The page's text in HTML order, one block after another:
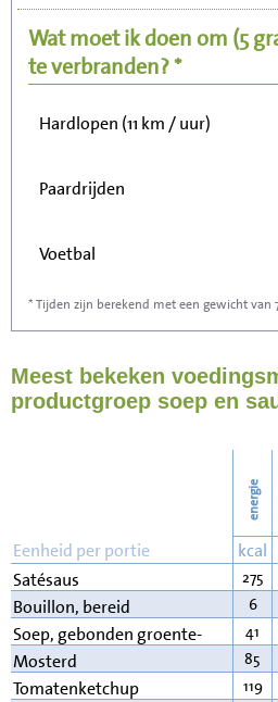
Wat moet ik doen om (5
te verbranden? *
Wandelen (5 km/uur)
Hardlopen (11 km / uur)
Paardrijden
Voetbal
Stofzuigen
Strijken
* Tijden zijn berekend met een gewicht van
Meest bekeken
productgroep soep en
energie
Eenheid per portie kcal
Satésaus
275
Bouillon, bereid 6
Soep, gebonden groente- 41
Mosterd 85
Tomatenketchup 119